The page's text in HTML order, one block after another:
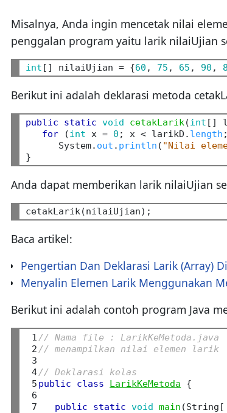
Misalnya, Anda ingin mencetak nilai
penggalan program yaitu larik nilaiUjian
int [] nilaiUjian = {60 , 75 , 65 , 90 ,
Berikut ini adalah deklarasi metoda
public static void cetakLarik (int []
for (int x = 0 ; x < larikD. length
      System.
out . println ( "Nilai
Anda dapat memberikan larik nilaiUjian
Baca artikel:
Pengertian Dan Deklarasi Larik (Array)
Menyalin Elemen Larik Menggunakan
Berikut ini adalah contoh program Java
1
2
3
4
5
6
7
// Nama file : LarikKeMetoda.java
// menampilkan nilai elemen larik
// Deklarasi kelas
public
class LarikKeMetoda {
public static void main